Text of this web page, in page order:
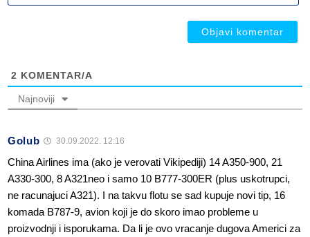
2 KOMENTAR/A
Najnoviji
Golub 30.09.2022. 12:16
China Airlines ima (ako je verovati Vikipediji) 14 A350-900, 21
A330-300, 8 A321neo i samo 10 B777-300ER (plus uskotrupci,
ne racunajuci A321). I na takvu flotu se sad kupuje novi tip, 16
komada B787-9, avion koji je do skoro imao probleme u
proizvodnji i isporukama. Da li je ovo vracanje dugova Americi za